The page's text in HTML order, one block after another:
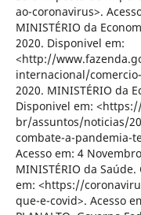
ao-coronavirus>.
MINISTÉRIO da
2020. Disponivel em:
<http://
internacional/
2020. MINISTÉRIO da
Disponivel em:
br/assuntos/noticias/
combate-a-pandemia-
Acesso em: 4
MINISTÉRIO da
em: <https://
que-e-covid>. Acesso